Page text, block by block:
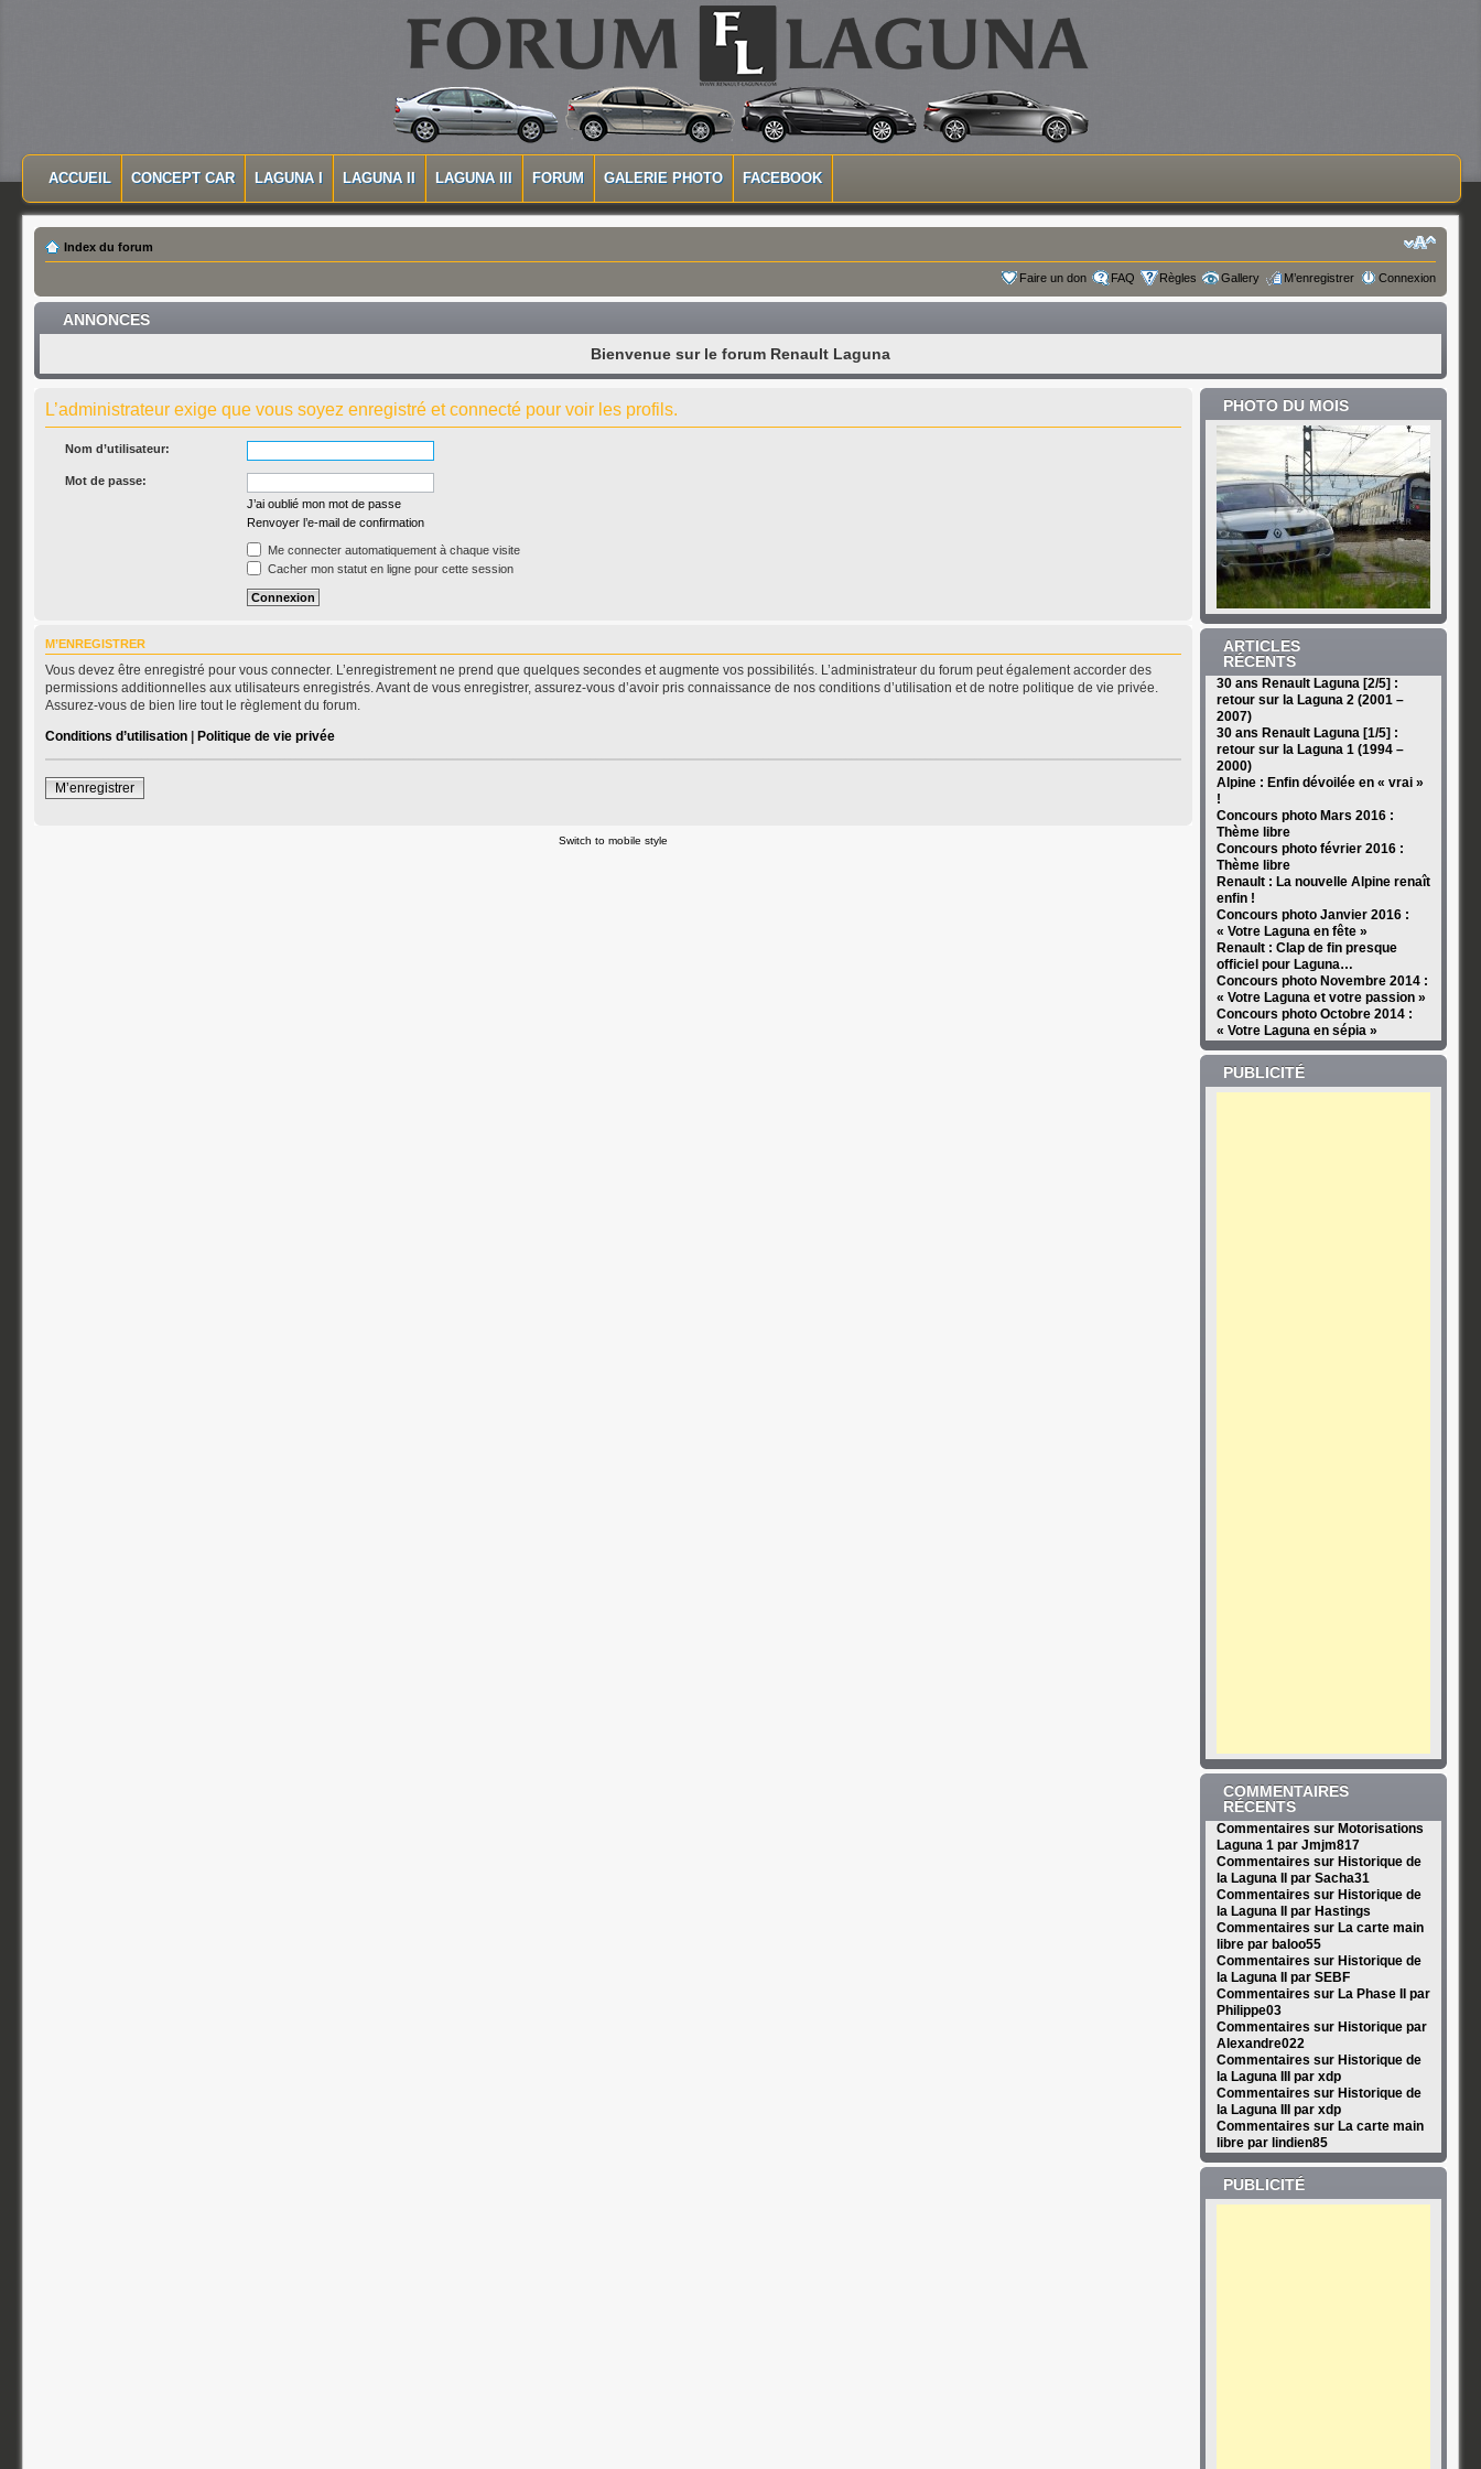
MENU PRINCIPAL
ACCUEIL CONCEPT CAR LAGUNA I LAGUNA II LAGUNA III FORUM GALERIE PHOTO FACEBOOK
Index du forum
Faire un don FAQ Règles Gallery M’enregistrer Connexion
ANNONCES
Bienvenue sur le forum Renault Laguna
L’administrateur exige que vous soyez enregistré et connecté pour voir les profils.
Nom d’utilisateur:
Mot de passe:
J’ai oublié mon mot de passe
Renvoyer l’e-mail de confirmation
Me connecter automatiquement à chaque visite
Cacher mon statut en ligne pour cette session
M’ENREGISTRER
Vous devez être enregistré pour vous connecter. L’enregistrement ne prend que quelques secondes et augmente vos possibilités. L’administrateur du forum peut également accorder des
permissions additionnelles aux utilisateurs enregistrés. Avant de vous enregistrer, assurez-vous d’avoir pris connaissance de nos conditions d’utilisation et de notre politique de vie privée.
Assurez-vous de bien lire tout le règlement du forum.
Conditions d’utilisation |Politique de vie privée
M’enregistrer
Switch to mobile style
PHOTO DU MOIS
ARTICLES
RÉCENTS
30 ans Renault Laguna [2/5] :
retour sur la Laguna 2 (2001 –
2007)
30 ans Renault Laguna [1/5] :
retour sur la Laguna 1 (1994 –
2000)
Alpine : Enfin dévoilée en « vrai »
!
Concours photo Mars 2016 :
Thème libre
Concours photo février 2016 :
Thème libre
Renault : La nouvelle Alpine renaît
enfin !
Concours photo Janvier 2016 :
« Votre Laguna en fête »
Renault : Clap de fin presque
officiel pour Laguna…
Concours photo Novembre 2014 :
« Votre Laguna et votre passion »
Concours photo Octobre 2014 :
« Votre Laguna en sépia »
PUBLICITÉ
COMMENTAIRES
RÉCENTS
Commentaires sur Motorisations
Laguna 1 par Jmjm817
Commentaires sur Historique de
la Laguna II par Sacha31
Commentaires sur Historique de
la Laguna II par Hastings
Commentaires sur La carte main
libre par baloo55
Commentaires sur Historique de
la Laguna II par SEBF
Commentaires sur La Phase II par
Philippe03
Commentaires sur Historique par
Alexandre022
Commentaires sur Historique de
la Laguna III par xdp
Commentaires sur Historique de
la Laguna III par xdp
Commentaires sur La carte main
libre par lindien85
PUBLICITÉ